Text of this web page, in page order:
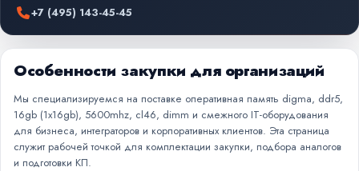
+7 (495) 143-45-45
Особенности закупки для организаций
Мы специализируемся на поставке оперативная память digma, ddr5,
16gb (1x16gb), 5600mhz, cl46, dimm и смежного IT-оборудования
для бизнеса, интеграторов и корпоративных клиентов. Эта страница
служит рабочей точкой для комплектации закупки, подбора аналогов
и подготовки КП.